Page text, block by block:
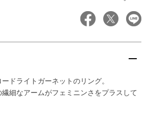
ドライトガーネットのリング。
細なアームがフェミニンさをプラスして